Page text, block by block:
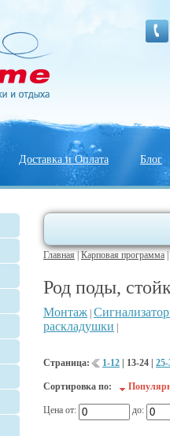
Доставка и Оплата Блог
Главная Карповая программа
Род поды,
Монтаж
раскладушки
Страница: 1-12 13-24 25-
Сортировка по:
Цена от: до: